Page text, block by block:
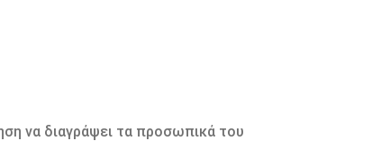
να διαγράψει τα προσωπικά του